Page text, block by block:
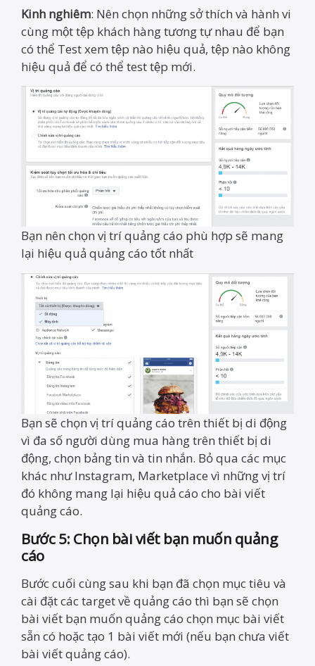
Kinh nghiêm: Nên chọn những sở thích và hành vi
cùng một tệp khách hàng tương tự nhau để bạn
có thể Test xem tệp nào hiệu quả, tệp nào không
hiệu quả để có thể test tệp mới.
Bạn nên chọn vị trí quảng cáo phù hợp sẽ mang
lại hiệu quả quảng cáo tốt nhất
Bạn sẽ chọn vị trí quảng cáo trên thiết bị di động
vì đa số người dùng mua hàng trên thiết bị di
động, chọn bảng tin và tin nhắn. Bỏ qua các mục
khác như Instagram, Marketplace vì những vị trí
đó không mang lại hiệu quả cáo cho bài viết
quảng cáo.
Bước 5: Chọn bài viết bạn muốn quảng
cáo
Bước cuối cùng sau khi bạn đã chọn mục tiêu và
cài đặt các target về quảng cáo thì bạn sẽ chọn
bài viết bạn muốn quảng cáo chọn mục bài viết
sẵn có hoặc tạo 1 bài viết mới (nếu bạn chưa viết
bài viết quảng cáo).